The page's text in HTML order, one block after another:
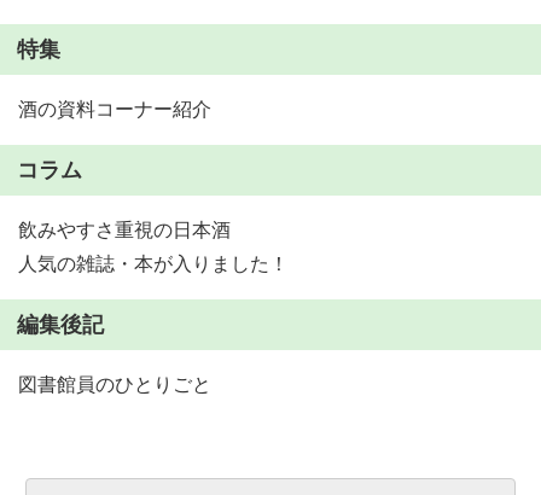
特集
酒の資料コーナー紹介
コラム
飲みやすさ重視の日本酒
人気の雑誌・本が入りました！
編集後記
図書館員のひとりごと